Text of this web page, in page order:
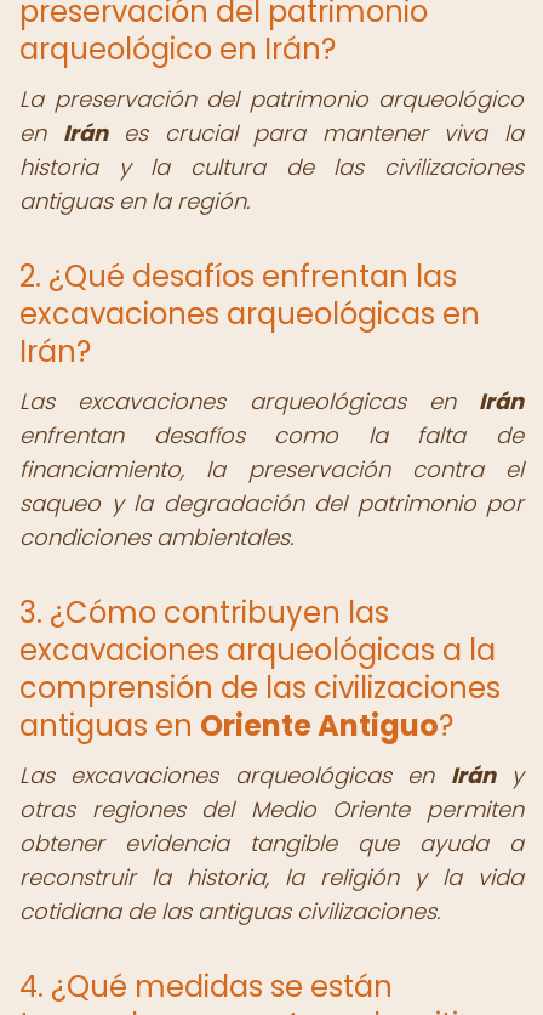
preservación del patrimonio
arqueológico en Irán?
La preservación del patrimonio arqueológico
en Iránes crucial para mantener viva la
historia y la cultura de las civilizaciones
antiguas en la región.
2. ¿Qué desafíos enfrentan las
excavaciones arqueológicas en
Irán?
Las excavaciones arqueológicas en Irán
enfrentan desafíos como la falta de
financiamiento, la preservación contra el
saqueo y la degradación del patrimonio por
condiciones ambientales.
3. ¿Cómo contribuyen las
excavaciones arqueológicas a la
comprensión de las civilizaciones
antiguas en Oriente Antiguo?
Las excavaciones arqueológicas en Irány
otras regiones del Medio Oriente permiten
obtener evidencia tangible que ayuda a
reconstruir la historia, la religión y la vida
cotidiana de las antiguas civilizaciones.
4. ¿Qué medidas se están